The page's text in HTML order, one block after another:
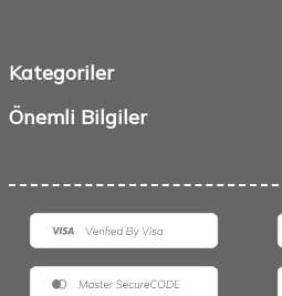
Kategoriler
Önemli Bilgiler